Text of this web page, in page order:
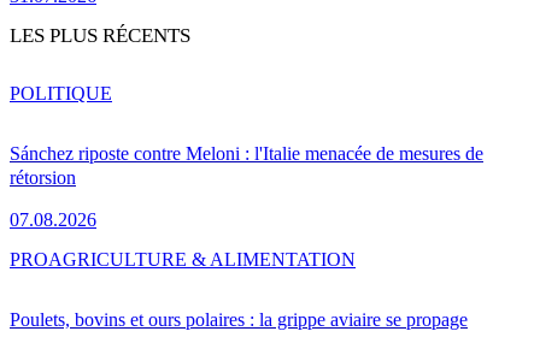
LES PLUS RÉCENTS
Sánchez riposte contre Meloni : l'Italie menacée de mesures de
rétorsion
07.08.2026
POLITIQUE
Poulets, bovins et ours polaires : la grippe aviaire se propage
PROAGRICULTURE & ALIMENTATION